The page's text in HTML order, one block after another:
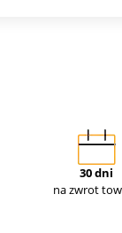
30 dni
na zwrot